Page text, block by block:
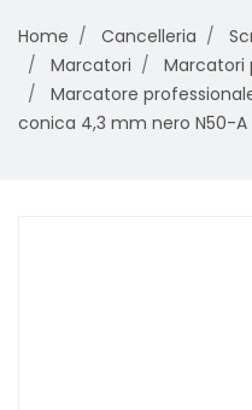
Home Cancelleria
Marcatori
Marcatori
Marcatore
conica 4,3 mm nero N50-A